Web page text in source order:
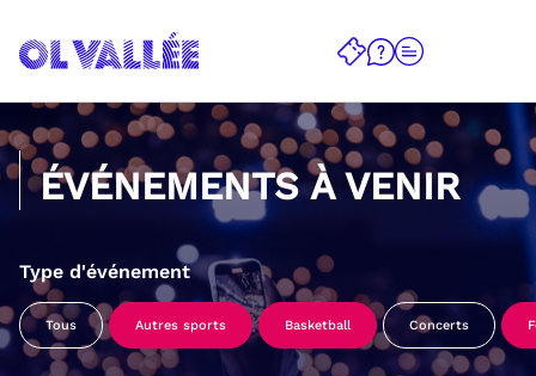
ÉVÉNEMENTS À VENIR
Type d'événement
Tous Autres sports Basketball Concerts